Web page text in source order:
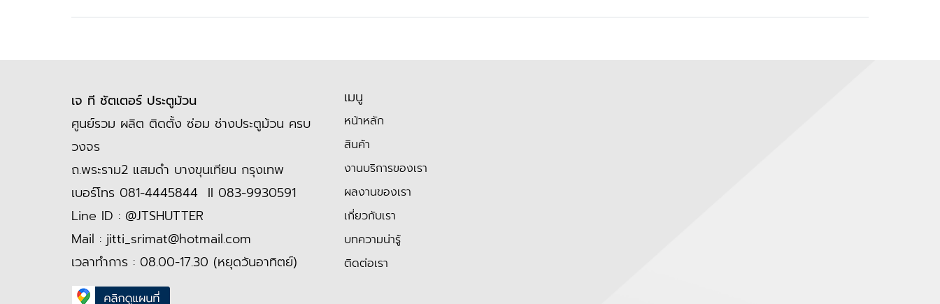
เจ ที ชัตเตอร์ ประตูม้วน
ศูนย์รวม ผลิต ติดตั้ง ซ่อม ช่างประตูม้วน ครบ
วงจร
ถ.พระราม2 แสมดำ บางขุนเทียน กรุงเทพ
เบอร์โทร 081-4445844 II 083-9930591
Line ID : @JTSHUTTER
Mail : jitti_srimat@hotmail.com
เวลาทำการ : 08.00-17.30 (หยุดวันอาทิตย์)
เมนู
หน้าหลัก
สินค้า
งานบริการของเรา
ผลงานของเรา
เกี่ยวกับเรา
บทความน่ารู้
ติดต่อเรา